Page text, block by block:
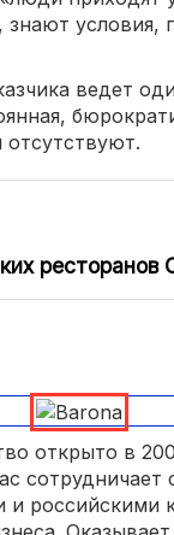
знают условия,
ведет
ресторанов
открыто в
сотрудничает
российскими